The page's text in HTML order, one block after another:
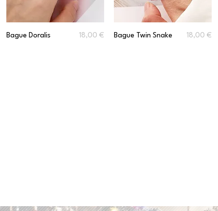
Bague Doralis Prix
18,00 € Bague Twin Snake Prix
18,00 €